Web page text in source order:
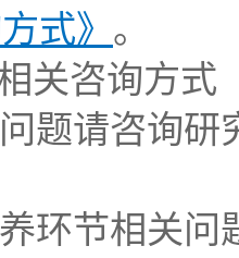
式》 。
关咨询方式
题请咨询
环节相关